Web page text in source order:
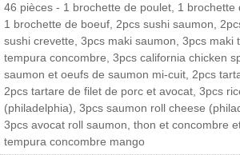
46 pièces - 1 brochette de poulet, 1 brochette
1 brochette de boeuf, 2pcs sushi saumon,
sushi crevette, 3pcs maki saumon, 3pcs maki
tempura concombre, 3pcs california chicken
saumon et oeufs de saumon mi-cuit, 2pcs
2pcs tartare de filet de porc et avocat, 3pcs
(philadelphia), 3pcs saumon roll cheese
3pcs avocat roll saumon, thon et concombre
tempura concombre mango